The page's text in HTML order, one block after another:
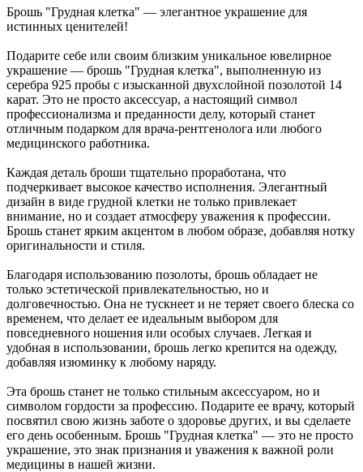
Брошь "Грудная клетка" — элегантное украшение для
истинных ценителей!
Подарите себе или своим близким уникальное ювелирное
украшение — брошь "Грудная клетка", выполненную из
серебра 925 пробы с изысканной двухслойной позолотой 14
карат. Это не просто аксессуар, а настоящий символ
профессионализма и преданности делу, который станет
отличным подарком для врача-рентгенолога или любого
медицинского работника.
Каждая деталь броши тщательно проработана, что
подчеркивает высокое качество исполнения. Элегантный
дизайн в виде грудной клетки не только привлекает
внимание, но и создает атмосферу уважения к профессии.
Брошь станет ярким акцентом в любом образе, добавляя нотку
оригинальности и стиля.
Благодаря использованию позолоты, брошь обладает не
только эстетической привлекательностью, но и
долговечностью. Она не тускнеет и не теряет своего блеска со
временем, что делает ее идеальным выбором для
повседневного ношения или особых случаев. Легкая и
удобная в использовании, брошь легко крепится на одежду,
добавляя изюминку к любому наряду.
Эта брошь станет не только стильным аксессуаром, но и
символом гордости за профессию. Подарите ее врачу, который
посвятил свою жизнь заботе о здоровье других, и вы сделаете
его день особенным. Брошь "Грудная клетка" — это не просто
украшение, это знак признания и уважения к важной роли
медицины в нашей жизни.